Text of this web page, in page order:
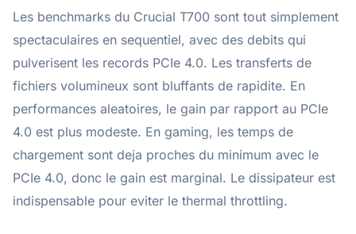
Les benchmarks du Crucial T700 sont tout simplement
spectaculaires en sequentiel, avec des debits qui
pulverisent les records PCIe 4.0. Les transferts de
fichiers volumineux sont bluffants de rapidite. En
performances aleatoires, le gain par rapport au PCIe
4.0 est plus modeste. En gaming, les temps de
chargement sont deja proches du minimum avec le
PCIe 4.0, donc le gain est marginal. Le dissipateur est
indispensable pour eviter le thermal throttling.